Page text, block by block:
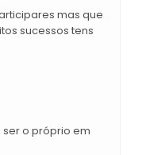
mas que
sucessos tens
ser o próprio em